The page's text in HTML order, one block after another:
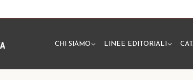
CHI SIAMO LINEE EDITORIALI